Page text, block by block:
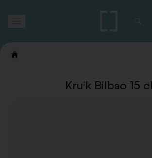
Kruik Bilbao 15 cl